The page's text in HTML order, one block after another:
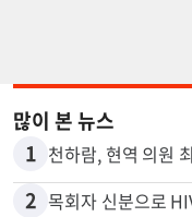
많이 본 뉴스
1
2 목회자 신분으로